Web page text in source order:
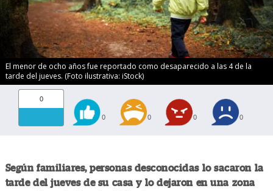
El menor de ocho años fue reportado como desaparecido a las 4 de la
tarde del jueves. (Foto ilustrativa: iStock)
0
0 0 0 0
Según familiares, personas desconocidas lo sacaron la
tarde del jueves de su casa y lo dejaron en una zona